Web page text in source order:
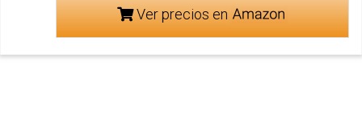
Ver precios en